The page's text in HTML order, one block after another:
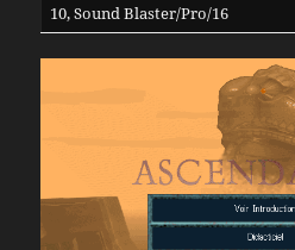
10, Sound Blaster/Pro/16